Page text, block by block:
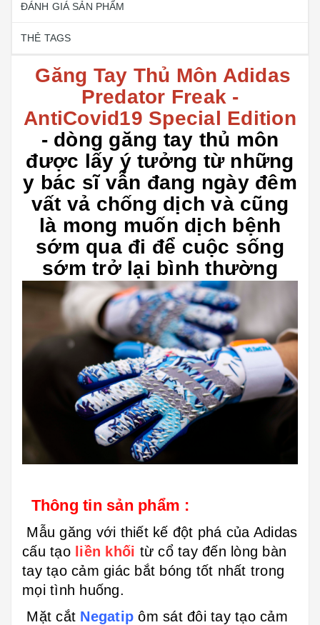
ĐÁNH GIÁ SẢN PHẨM
THẺ TAGS
Găng Tay Thủ Môn Adidas
Predator Freak -
AntiCovid19 Special Edition
- dòng găng tay thủ môn
được lấy ý tưởng từ những
y bác sĩ vẫn đang ngày đêm
vất vả chống dịch và cũng
là mong muốn dịch bệnh
sớm qua đi để cuộc sống
sớm trở lại bình thường
Thông tin sản phẩm :
Mẫu găng với thiết kế đột phá của Adidas
cấu tạo
liền khối từ cổ tay đến lòng bàn
tay tạo cảm giác bắt bóng tốt nhất trong
mọi tình huống.
Mặt cắt Negatip ôm sát đôi tay tạo cảm